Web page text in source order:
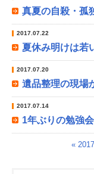
真夏の自殺・孤
2017.07.22
夏休み明けは若
2017.07.20
遺品整理の現場
2017.07.14
1年ぶりの勉強会
«